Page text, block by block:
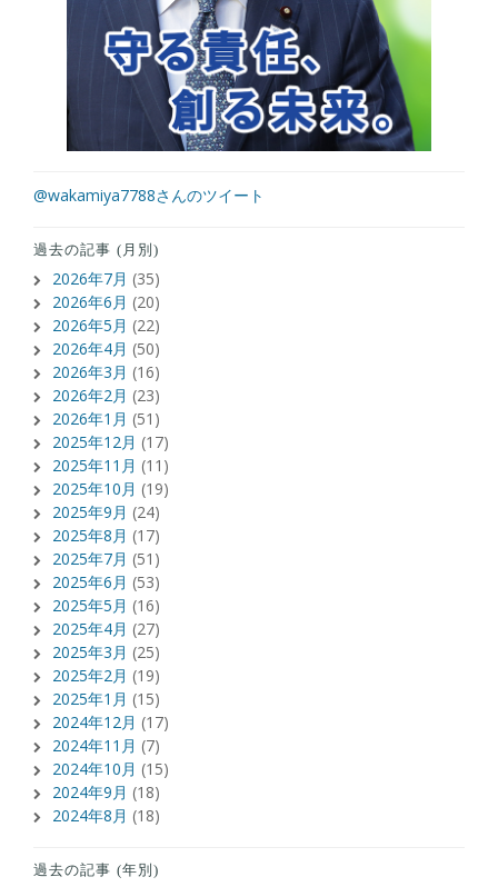
@wakamiya7788さんのツイート
過去の記事 (月別)
2026年7月 (35)
2026年6月 (20)
2026年5月 (22)
2026年4月 (50)
2026年3月 (16)
2026年2月 (23)
2026年1月 (51)
2025年12月 (17)
2025年11月 (11)
2025年10月 (19)
2025年9月 (24)
2025年8月 (17)
2025年7月 (51)
2025年6月 (53)
2025年5月 (16)
2025年4月 (27)
2025年3月 (25)
2025年2月 (19)
2025年1月 (15)
2024年12月 (17)
2024年11月 (7)
2024年10月 (15)
2024年9月 (18)
2024年8月 (18)
過去の記事 (年別)